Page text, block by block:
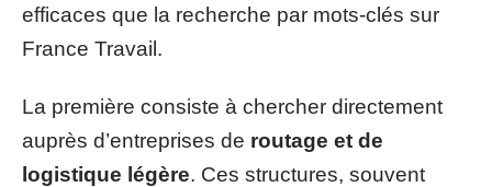
efficaces que la recherche par mots-clés sur
France Travail.
La première consiste à chercher directement
auprès d’entreprises de routage et de
logistique légère. Ces structures, souvent